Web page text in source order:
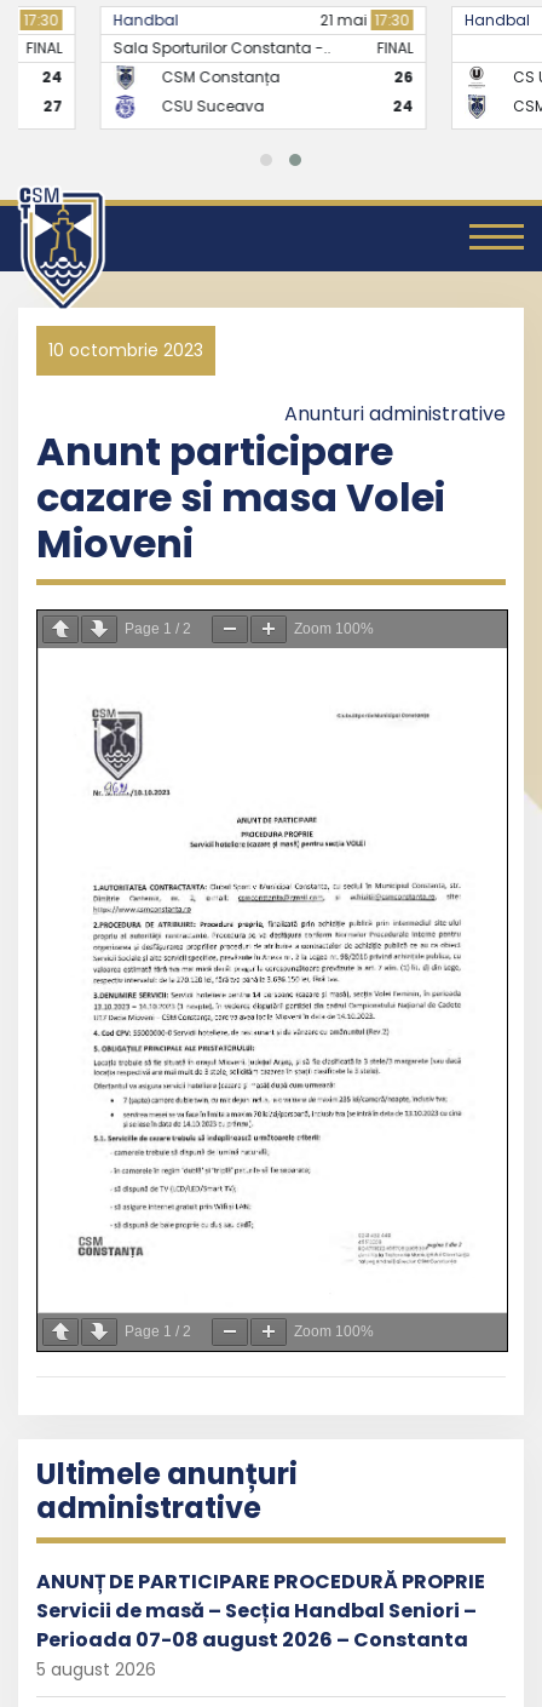
Handbal
17:30
Sala Sporturilor Constanta -..
FINAL
CSM Constanța
CSU Suceava
Handbal
CS
CSM
10 octombrie 2023
Anunturi administrative
Anunt participare
cazare si masa Volei
Mioveni
Page 1 / 2 Zoom 100%
Page 1 / 2 Zoom 100%
Ultimele anunțuri
administrative
ANUNȚ DE PARTICIPARE PROCEDURĂ PROPRIE
Servicii de masă – Secția Handbal Seniori –
Perioada 07-08 august 2026 – Constanta
5 august 2026